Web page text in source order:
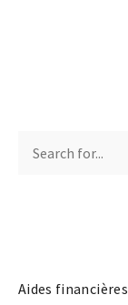
Aides financières